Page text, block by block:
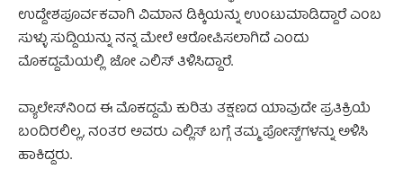
ಉದ್ದೇಶಪೂರ್ವಕವಾಗಿ ವಿಮಾನ ಡಿಕ್ಕಿಯನ್ನು ಉಂಟುಮಾಡಿದ್ದಾರೆ ಎಂಬ
ಸುಳ್ಳು ಸುದ್ದಿಯನ್ನು ನನ್ನ ಮೇಲೆ ಆರೋಪಿಸಲಾಗಿದೆ ಎಂದು
ಮೊಕದ್ದಮೆಯಲ್ಲಿ ಜೋ ಎಲಿಸ್ ತಿಳಿಸಿದ್ದಾರೆ.
ವ್ಯಾಲೇಸ್‌ನಿಂದ ಈ ಮೊಕದ್ದಮೆ ಕುರಿತು ತಕ್ಷಣದ ಯಾವುದೇ ಪ್ರತಿಕ್ರಿಯೆ
ಬಂದಿರಲಿಲ್ಲ, ನಂತರ ಅವರು ಎಲ್ಲಿಸ್ ಬಗ್ಗೆ ತಮ್ಮ ಪೋಸ್ಟ್‌ಗಳನ್ನು ಅಳಿಸಿ
ಹಾಕಿದ್ದರು.